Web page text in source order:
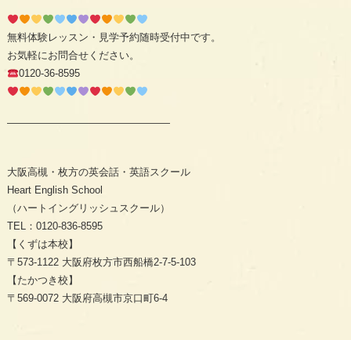
無料体験レッスン・見学予約随時受付中です。
お気軽にお問合せください。
0120-36-8595
————————————————
大阪高槻・枚方の英会話・英語スクール
Heart English School
（ハートイングリッシュスクール）
TEL：0120-836-8595
【くずは本校】
〒573-1122 大阪府枚方市西船橋2-7-5-103
【たかつき校】
〒569-0072 大阪府高槻市京口町6-4